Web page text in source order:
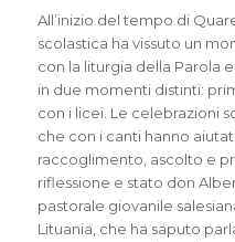
All’inizio del tempo di
scolastica ha vissuto un
con la liturgia della Parola
in due momenti distinti:
con i licei. Le celebrazioni
che con i canti hanno
raccoglimento, ascolto e
riflessione e stato don
pastorale giovanile
Lituania, che ha saputo